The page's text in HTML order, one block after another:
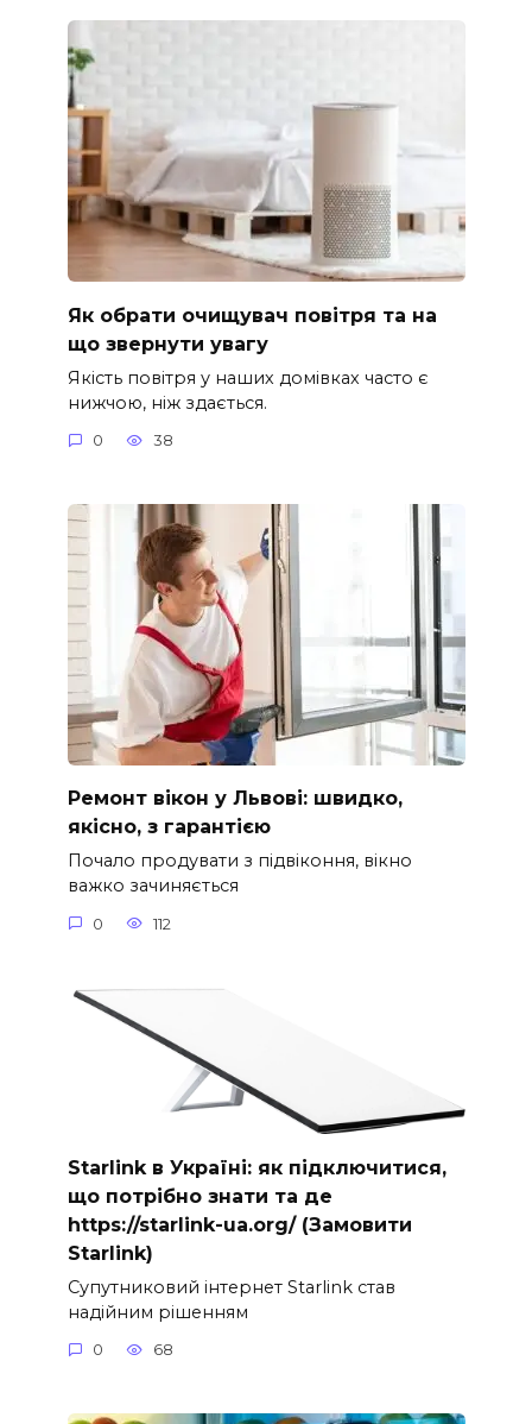
Як обрати очищувач повітря та на
що звернути увагу
Якість повітря у наших домівках часто є
нижчою, ніж здається.
0 38
Ремонт вікон у Львові: швидко,
якісно, з гарантією
Почало продувати з підвіконня, вікно
важко зачиняється
0 112
Starlink в Україні: як підключитися,
що потрібно знати та де
https://starlink-ua.org/ (Замовити
Starlink)
Супутниковий інтернет Starlink став
надійним рішенням
0 68